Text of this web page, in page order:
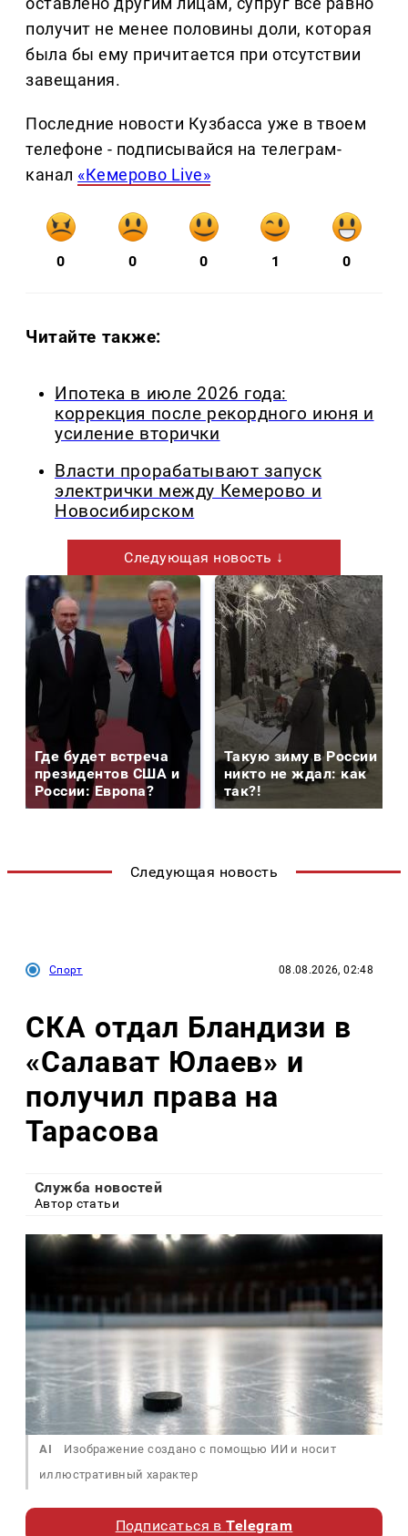
получит не менее половины доли, которая
была бы ему причитается при отсутствии
завещания.
Последние новости Кузбасса уже в твоем
телефоне - подписывайся на телеграм-
канал «Кемерово Live»
0 0 0 1 0
Читайте также:
Ипотека в июле 2026 года:
коррекция после рекордного июня и
усиление вторички
Власти прорабатывают запуск
электрички между Кемерово и
Новосибирском
Следующая новость ↓
Где будет встреча
президентов США и
России: Европа?
Такую зиму в России
никто не ждал: как
так?!
Следующая новость
Спорт 08.08.2026, 02:48
СКА отдал Бландизи в
«Салават Юлаев» и
получил права на
Тарасова
Служба новостей
Автор статьи
AI
Изображение создано с помощью ИИ и носит
иллюстративный характер
Подписаться вTelegram